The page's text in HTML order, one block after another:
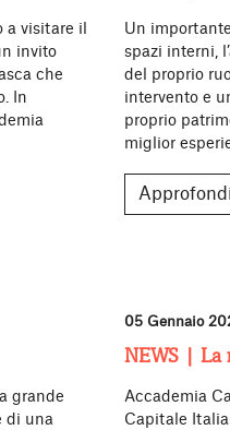
a visitare il
invito
che
In
Un
spazi interni,
del proprio
intervento e
proprio
miglior
grande
di una
05 Gennaio
NEWS | La
Accademia
Capitale